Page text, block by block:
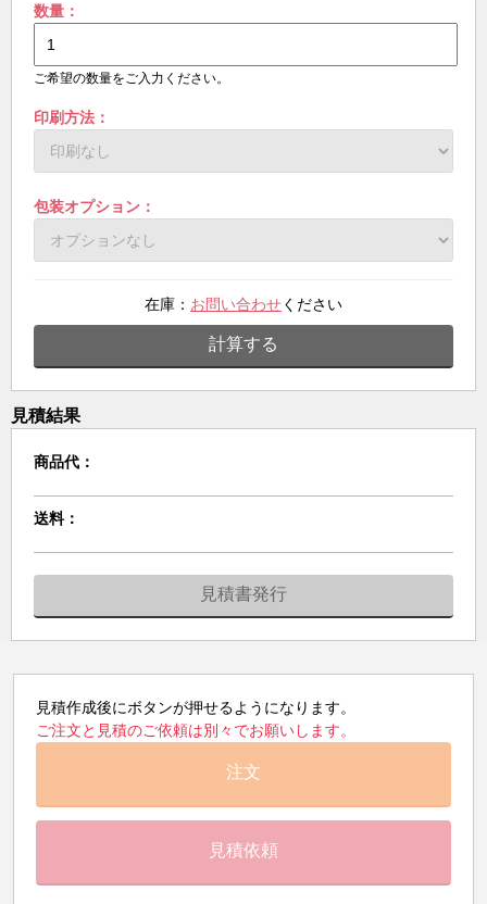
数量：
ご希望の数量をご入力ください。
印刷方法：
包装オプション：
在庫： お問い合わせください
計算する
見積結果
商品代：
送料：
見積書発行
見積作成後にボタンが押せるようになります。
ご注文と見積のご依頼は別々でお願いします。
注文
見積依頼